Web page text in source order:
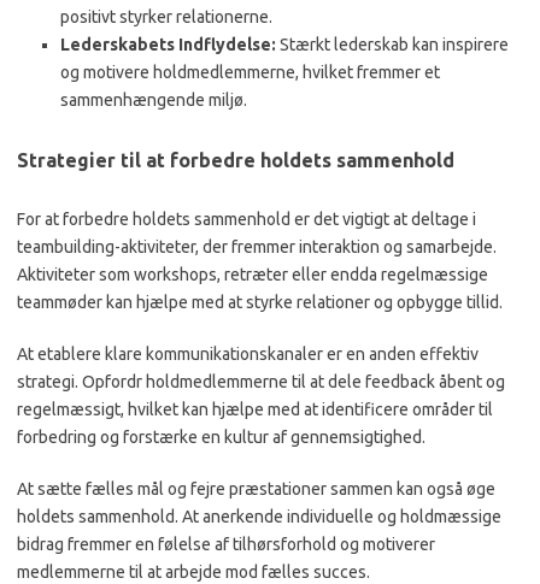
positivt styrker relationerne.
Lederskabets Indflydelse: Stærkt lederskab kan inspirere
og motivere holdmedlemmerne, hvilket fremmer et
sammenhængende miljø.
Strategier til at forbedre holdets sammenhold
For at forbedre holdets sammenhold er det vigtigt at deltage i
teambuilding-aktiviteter, der fremmer interaktion og samarbejde.
Aktiviteter som workshops, retræter eller endda regelmæssige
teammøder kan hjælpe med at styrke relationer og opbygge tillid.
At etablere klare kommunikationskanaler er en anden effektiv
strategi. Opfordr holdmedlemmerne til at dele feedback åbent og
regelmæssigt, hvilket kan hjælpe med at identificere områder til
forbedring og forstærke en kultur af gennemsigtighed.
At sætte fælles mål og fejre præstationer sammen kan også øge
holdets sammenhold. At anerkende individuelle og holdmæssige
bidrag fremmer en følelse af tilhørsforhold og motiverer
medlemmerne til at arbejde mod fælles succes.